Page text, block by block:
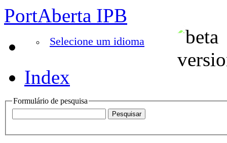
PortAberta IPB
Selecione um idioma
Index
Formulário de pesquisa